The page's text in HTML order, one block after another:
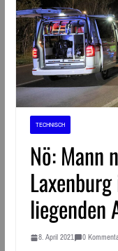
TECHNISCH
Nö: Mann
liegenden
8. April 2021 0